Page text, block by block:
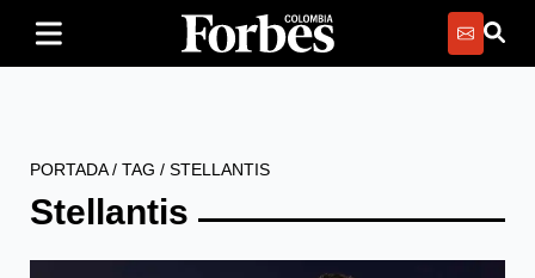
PORTADA/ TAG / STELLANTIS
Stellantis